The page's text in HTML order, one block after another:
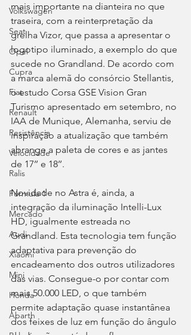
Volkswagen
Seat
Opel
Cupra
Fiat
Renault
Resistência
Velocidade
Ralis
Fórmula 1
Mercado
Audi
Xiaomi
Mini
Honda
Abarth
mais importante na dianteira no que
traseira, com a reinterpretação da
grelha Vizor, que passa a apresentar o
logotipo iluminado, a exemplo do que
sucede no Grandland. De acordo com
a marca alemã do consórcio Stellantis,
o estudo Corsa GSE Vision Gran
Turismo apresentado em setembro, no
IAA de Munique, Alemanha, serviu de
inspiração a atualização que também
abrange a paleta de cores e as jantes
de 17’’ e 18’’.
Novidade no Astra é, ainda, a
integração da iluminação Intelli-Lux
HD, igualmente estreada no
Grandland. Esta tecnologia tem função
adaptativa para prevenção do
encadeamento dos outros utilizadores
das vias. Consegue-o por contar com
mais 50.000 LED, o que também
permite adaptação quase instantânea
dos feixes de luz em função do ângulo